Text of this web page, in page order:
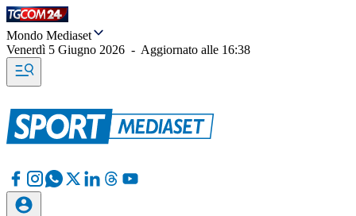
Mondo Mediaset
Venerdì 5 Giugno 2026 - Aggiornato alle 16:38